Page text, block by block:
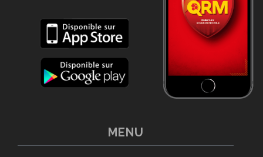
MENU